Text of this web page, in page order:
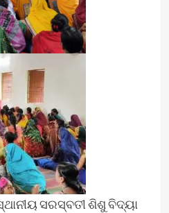
ସରସ୍ବତୀ ଶିଶୁ ବିଦ୍ୟା